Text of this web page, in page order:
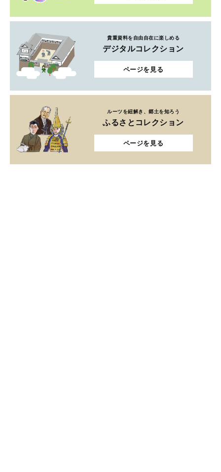
貴重資料を自由自在に楽しめる
デジタルコレクション
ページを見る
ルーツを紐解き、郷土を知ろう
ふるさとコレクション
ページを見る